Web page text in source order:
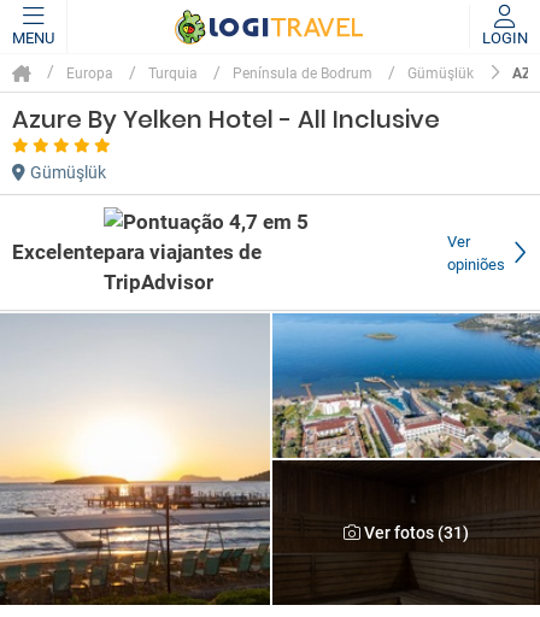
MENU LOGIN
Europa Turquia Península de Bodrum Gümüşlük
Azure By Yelken Hotel - All Inclusive
Gümüşlük
Excelente
Ver
opiniões
Ver fotos (31)